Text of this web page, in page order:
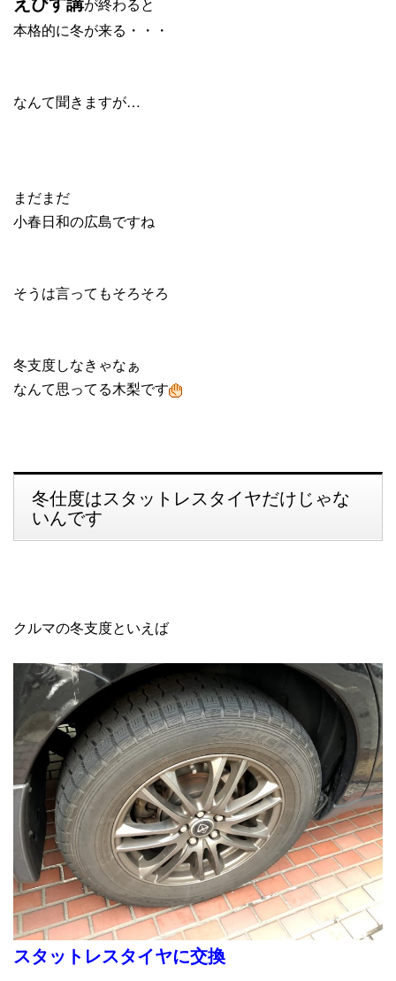
本格的に冬が来る・・・
なんて聞きますが…
まだまだ
小春日和の広島ですね
そうは言ってもそろそろ
冬支度しなきゃなぁ
なんて思ってる木梨です
冬仕度はスタットレスタイヤだけじゃな
いんです
クルマの冬支度といえば
スタットレスタイヤに交換